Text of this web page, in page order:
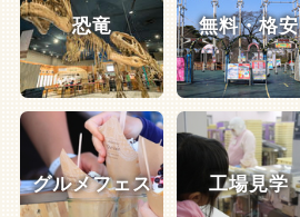
恐竜 無料・格安
グルメフェス 工場見学